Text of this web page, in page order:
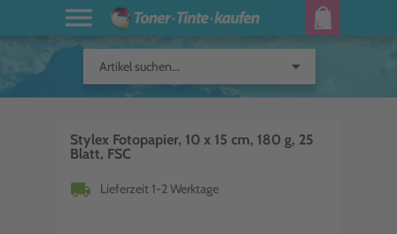
Artikel suchen... arrow_drop_down
Stylex Fotopapier, 10 x 15 cm, 180 g, 25
Blatt, FSC
local_shipping Lieferzeit 1-2 Werktage